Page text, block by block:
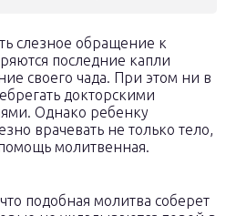
слезное обращение к
последние капли
своего чада. При этом ни в
докторскими
Однако ребенку
врачевать не только тело,
молитвенная.
подобная молитва соберет